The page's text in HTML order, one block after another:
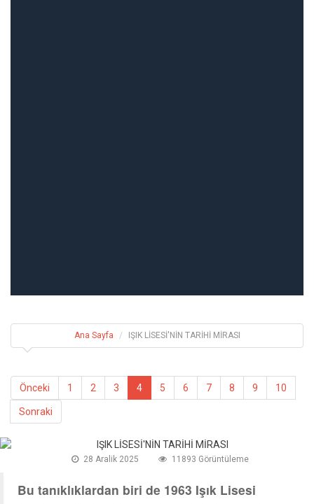
Ana Sayfa IŞIK LİSESİ'NİN TARİHİ MİRASI
Önceki 1 2 3 4 5 6 7 8 9 10
Sonraki
28 Aralik 2025 11893 Görüntüleme
Bu tanıklıklardan biri de 1963 Işık Lisesi